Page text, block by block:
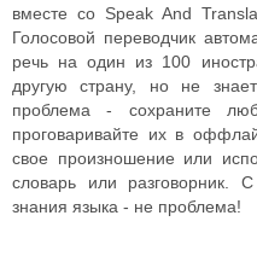
вместе со Speak And
Голосовой переводчик
речь на один из 100
другую страну, но не
проблема - сохраните
проговаривайте их в
свое произношение или
словарь или разговорник.
знания языка - не проблема!